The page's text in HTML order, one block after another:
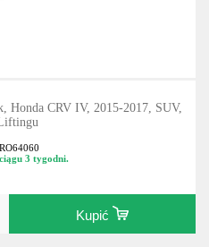
Honda CRV IV, 2015-2017, SUV,
3 tygodni.
Kupić